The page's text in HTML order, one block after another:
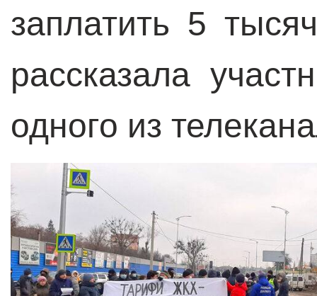
заплатить 5
рассказала
одного из